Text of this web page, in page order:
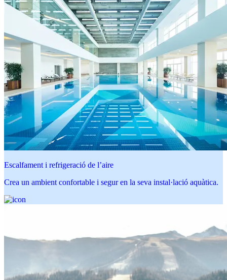
Escalfament i refrigeració de l’aire
Crea un ambient confortable i segur en la seva instal·lació aquàtica.